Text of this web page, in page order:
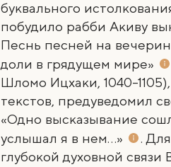
буквального
побудило рабби Акиву
Песнь песней на
доли в грядущем мире»
Шломо Ицхаки, 1040–
текстов, предуведомил
«Одно высказывание
услышал я в нем…»
.
глубокой духовной